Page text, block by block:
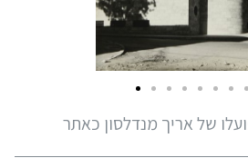
של אריך מנדלסון כאתר